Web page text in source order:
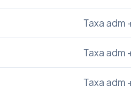
Taxa adm
Taxa adm
Taxa adm